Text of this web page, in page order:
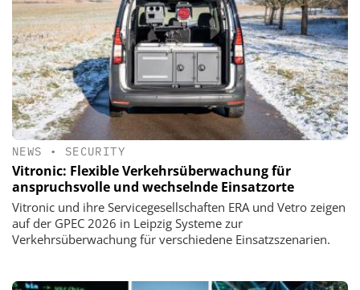
NEWS • SECURITY
Vitronic: Flexible Verkehrsüberwachung für
anspruchsvolle und wechselnde Einsatzorte
Vitronic und ihre Servicegesellschaften ERA und Vetro zeigen
auf der GPEC 2026 in Leipzig Systeme zur
Verkehrsüberwachung für verschiedene Einsatzszenarien.